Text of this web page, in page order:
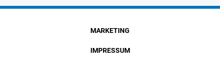
MARKETING
IMPRESSUM